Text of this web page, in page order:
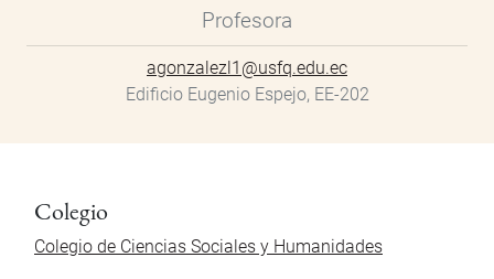
Profesora
agonzalezl1@usfq.edu.ec
Edificio Eugenio Espejo, EE-202
Colegio
Colegio de Ciencias Sociales y Humanidades